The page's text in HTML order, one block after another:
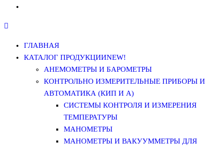
ГЛАВНАЯ
КАТАЛОГ ПРОДУКЦИИNEW!
АНЕМОМЕТРЫ И БАРОМЕТРЫ
КОНТРОЛЬНО ИЗМЕРИТЕЛЬНЫЕ ПРИБОРЫ И
АВТОМАТИКА (КИП И А)
СИСТЕМЫ КОНТРОЛЯ И ИЗМЕРЕНИЯ
ТЕМПЕРАТУРЫ
МАНОМЕТРЫ
МАНОМЕТРЫ И ВАКУУММЕТРЫ ДЛЯ